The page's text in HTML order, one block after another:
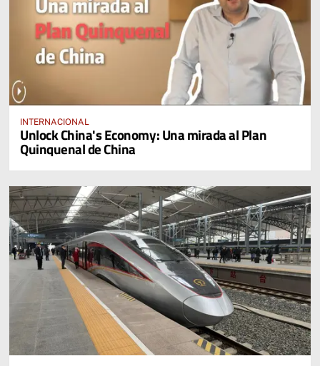
INTERNACIONAL
Unlock China's Economy: Una mirada al Plan
Quinquenal de China